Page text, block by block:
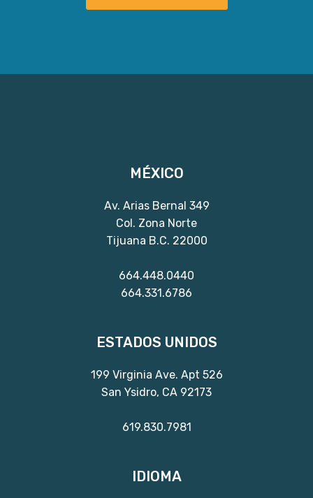
MÉXICO
Av. Arias Bernal 349
Col. Zona Norte
Tijuana B.C. 22000
664.448.0440
664.331.6786
ESTADOS UNIDOS
199 Virginia Ave. Apt 526
San Ysidro, CA 92173
619.830.7981
IDIOMA